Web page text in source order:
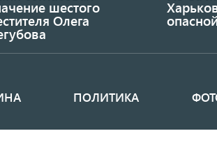
шестого
Олега опасной
ПОЛИТИКА